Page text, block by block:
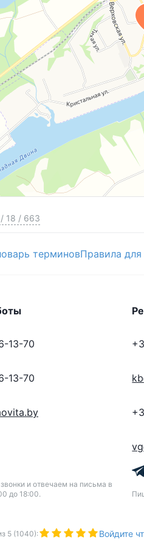
/ 18 / 663
терминовПравила
13-70
13-70
и отвечаем на письма в
до 18:00.
5 (1040): Войдите